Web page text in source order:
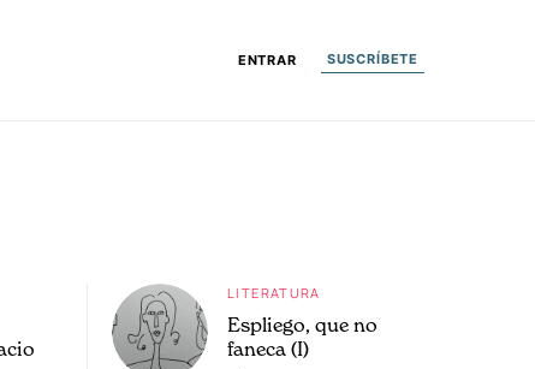
ENTRAR SUSCRÍBETE
LITERATURA
Espliego, que no
faneca (I)